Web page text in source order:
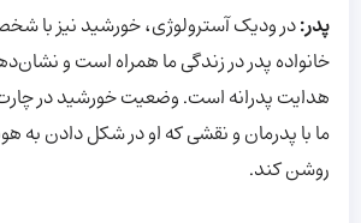
پدر:در ودیک آسترولوژی، خورشید نیز با
خانواده پدر در زندگی ما همراه است و
هدایت پدرانه است. وضعیت خورشید در چارت
ما با پدرمان و نقشی که او در شکل دادن به
روشن کند.